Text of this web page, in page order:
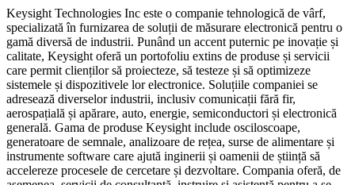
Keysight Technologies Inc este o companie tehnologică de vârf,
specializată în furnizarea de soluții de măsurare electronică pentru o
gamă diversă de industrii. Punând un accent puternic pe inovație și
calitate, Keysight oferă un portofoliu extins de produse și servicii
care permit clienților să proiecteze, să testeze și să optimizeze
sistemele și dispozitivele lor electronice. Soluțiile companiei se
adresează diverselor industrii, inclusiv comunicații fără fir,
aerospațială și apărare, auto, energie, semiconductori și electronică
generală. Gama de produse Keysight include osciloscoape,
generatoare de semnale, analizoare de rețea, surse de alimentare și
instrumente software care ajută inginerii și oamenii de știință să
accelereze procesele de cercetare și dezvoltare. Compania oferă, de